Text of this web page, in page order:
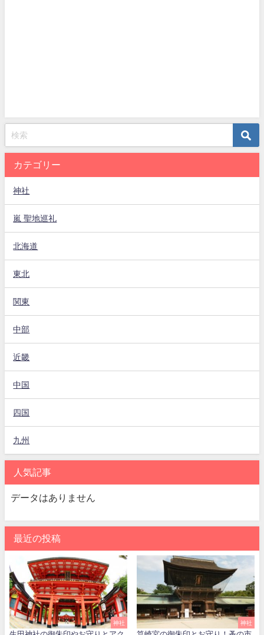
カテゴリー
神社
嵐 聖地巡礼
北海道
東北
関東
中部
近畿
中国
四国
九州
人気記事
データはありません
最近の投稿
神社 神社